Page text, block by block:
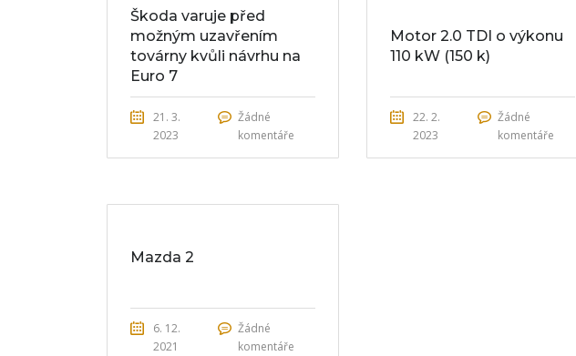
Škoda varuje před
možným uzavřením
továrny kvůli návrhu na
Euro 7
21. 3.
2023
Žádné
komentáře
Motor 2.0 TDI o výkonu
110 kW (150 k)
22. 2.
2023
Žádné
komentáře
Mazda 2
6. 12.
2021
Žádné
komentáře